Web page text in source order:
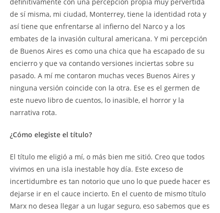
de sí misma, mi ciudad, Monterrey, tiene la identidad rota y
así tiene que enfrentarse al infierno del Narco y a los
embates de la invasión cultural americana. Y mi percepción
de Buenos Aires es como una chica que ha escapado de su
encierro y que va contando versiones inciertas sobre su
pasado. A mí me contaron muchas veces Buenos Aires y
ninguna versión coincide con la otra. Ese es el germen de
este nuevo libro de cuentos, lo inasible, el horror y la
narrativa rota.
¿Cómo elegiste el título?
El título me eligió a mí, o más bien me sitió. Creo que todos
vivimos en una isla inestable hoy día. Este exceso de
incertidumbre es tan notorio que uno lo que puede hacer es
dejarse ir en el cauce incierto. En el cuento de mismo título
Marx no desea llegar a un lugar seguro, eso sabemos que es